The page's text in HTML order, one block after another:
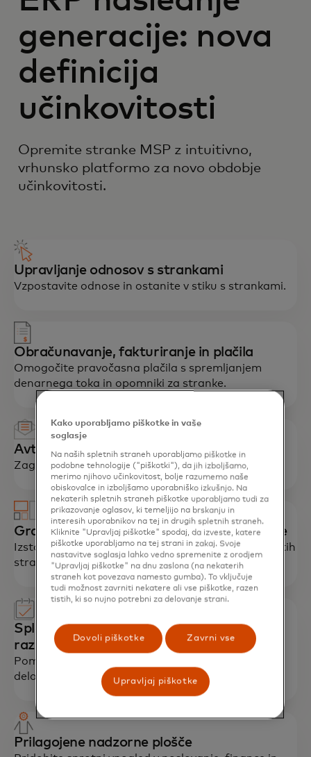
generacije: nova
definicija
učinkovitosti
Opremite stranke MSP z intuitivno,
vrhunsko platformo za novo obdobje
učinkovitosti.
Upravljanje odnosov s strankami
Vzpostavite odnose in ostanite v stiku s strankami.
Obračunavanje, fakturiranje in plačila
Omogočite pravočasna plačila s spremljanjem
denarnega toka in opomniki za stranke.
Avtomatizacija trženja
Zagotovite prilagojeno vsebino, ki se dotakne.
Graditelj spletnih mest in portal za stranke
Izstopajte v digitalni pokrajini in privabite več zvestih
strank.
Spletna programska oprema za
razporejanje
Pomagajte upravljati čas in razporejanje vaše
delovne sile.
Prilagojene nadzorne plošče
Kako uporabljamo piškotke in vaše
soglasje
Na naših spletnih straneh uporabljamo piškotke in
podobne tehnologije ("piškotki"), da jih izboljšamo,
merimo njihovo učinkovitost, bolje razumemo naše
obiskovalce in izboljšamo uporabniško izkušnjo. Na
nekaterih spletnih straneh piškotke uporabljamo tudi za
prikazovanje oglasov, ki temeljijo na brskanju in
interesih uporabnikov na tej in drugih spletnih straneh.
Kliknite "Upravljaj piškotke" spodaj, da izveste, katere
piškotke uporabljamo na tej strani in zakaj. Svoje
nastavitve soglasja lahko vedno spremenite z orodjem
"Upravljaj piškotke" na dnu zaslona (na nekaterih
straneh kot povezava namesto gumba). To vključuje
tudi možnost zavrniti nekatere ali vse piškotke, razen
tistih, ki so nujno potrebni za delovanje strani.
Dovoli piškotke Zavrni vse
Upravljaj piškotke